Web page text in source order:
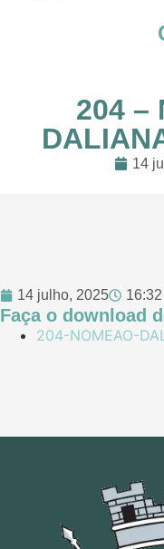
204 –
14
14 julho, 2025 16:32
Faça o download
204-NOMEAO-